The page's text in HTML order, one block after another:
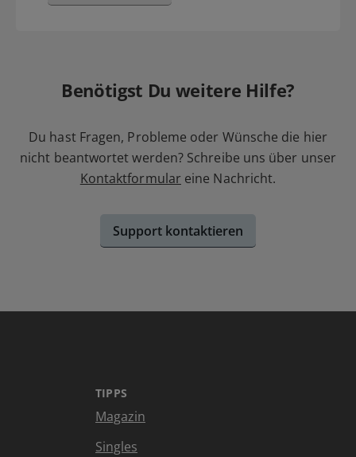
Benötigst Du weitere Hilfe?
Du hast Fragen, Probleme oder Wünsche die hier
nicht beantwortet werden? Schreibe uns über unser
Kontaktformular eine Nachricht.
Support kontaktieren
TIPPS
Magazin
Singles